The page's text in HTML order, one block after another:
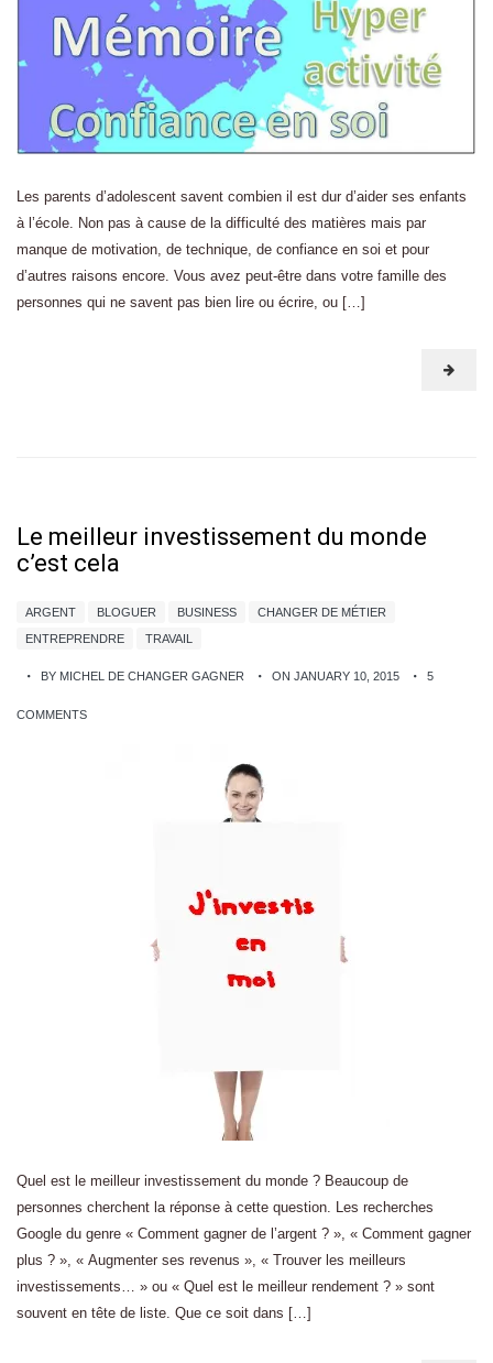
Les parents d’adolescent savent combien il est dur d’aider ses enfants
à l’école. Non pas à cause de la difficulté des matières mais par
manque de motivation, de technique, de confiance en soi et pour
d’autres raisons encore. Vous avez peut-être dans votre famille des
personnes qui ne savent pas bien lire ou écrire, ou […]
Le meilleur investissement du monde
c’est cela
ARGENT BLOGUER BUSINESS
CHANGER DE MÉTIER
ENTREPRENDRE
TRAVAIL
BY MICHEL DE CHANGER GAGNER ON JANUARY 10, 2015 5
COMMENTS
Quel est le meilleur investissement du monde ? Beaucoup de
personnes cherchent la réponse à cette question. Les recherches
Google du genre « Comment gagner de l’argent ? », « Comment gagner
plus ? », « Augmenter ses revenus », « Trouver les meilleurs
investissements… » ou « Quel est le meilleur rendement ? » sont
souvent en tête de liste. Que ce soit dans […]